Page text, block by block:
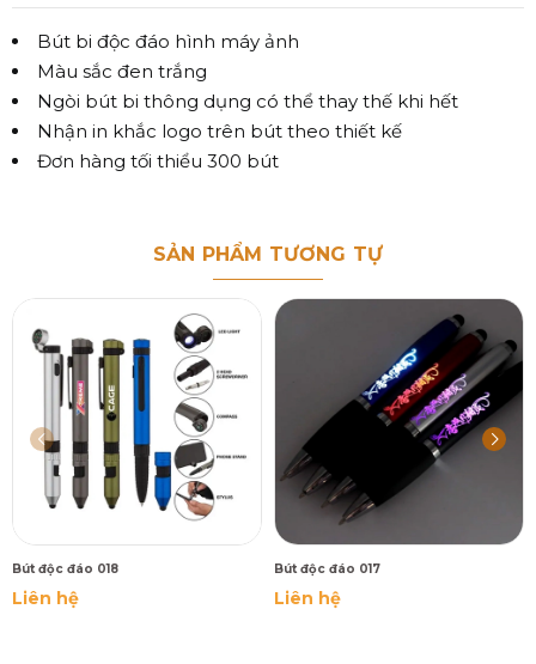
Bút bi độc đáo hình máy ảnh
Màu sắc đen trắng
Ngòi bút bi thông dụng có thể thay thế khi hết
Nhận in khắc logo trên bút theo thiết kế
Đơn hàng tối thiểu 300 bút
SẢN PHẨM TƯƠNG TỰ
Bút độc đáo 018
Liên hệ
Bút độc đáo 017
Liên hệ